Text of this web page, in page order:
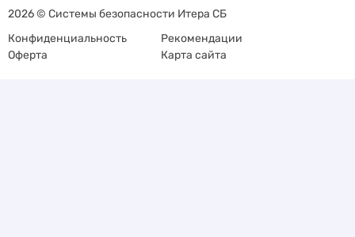
2026 © Системы безопасности Итера СБ
Конфиденциальность
Рекомендации
Оферта
Карта сайта